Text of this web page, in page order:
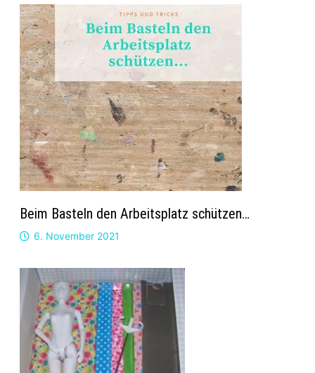
Beim Basteln den Arbeitsplatz schützen…
6. November 2021